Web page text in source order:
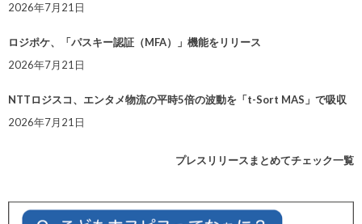
2026年7月21日
ロジポケ、「パスキー認証（MFA）」機能をリリース
2026年7月21日
NTTロジスコ、エンタメ物流の平時5倍の波動を「t-Sort MAS」で吸収
2026年7月21日
プレスリリースまとめてチェック一覧